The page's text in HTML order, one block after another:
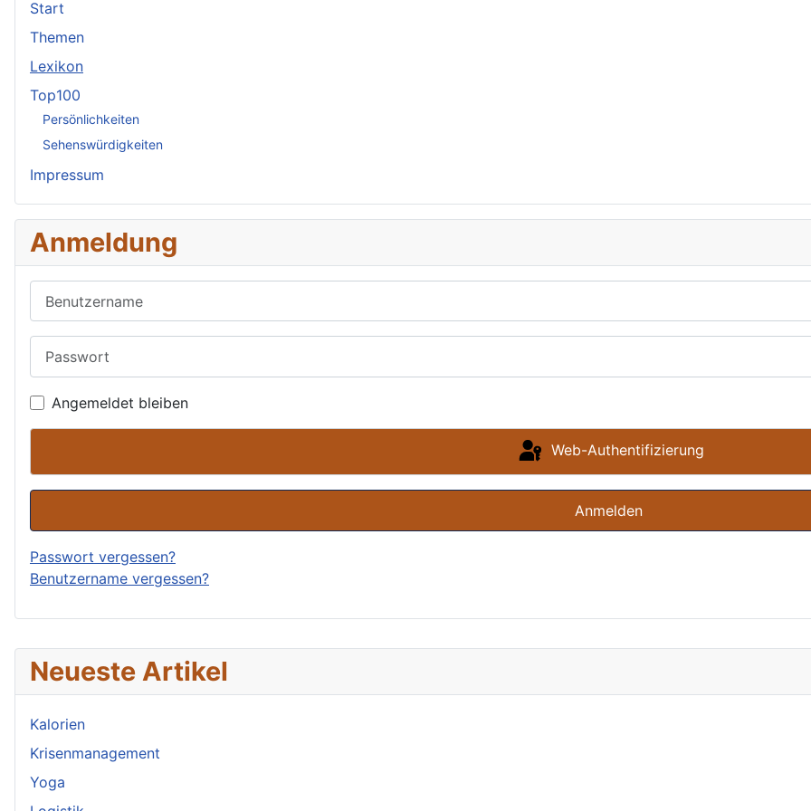
Neueste Artikel
Kalorien
Krisenmanagement
Yoga
Start
Themen
Lexikon
Top100
Persönlichkeiten
Sehenswürdigkeiten
Impressum
Anmeldung
Angemeldet bleiben
Web-Authentifizierung
Anmelden
Passwort vergessen?
Benutzername vergessen?